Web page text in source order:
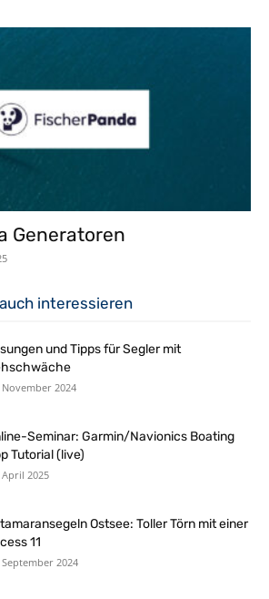
Generatoren
interessieren
und Tipps für Segler mit
November 2024
Seminar: Garmin/Navionics Boating
Tutorial (live)
April 2025
Ostsee: Toller Törn mit einer
11
September 2024